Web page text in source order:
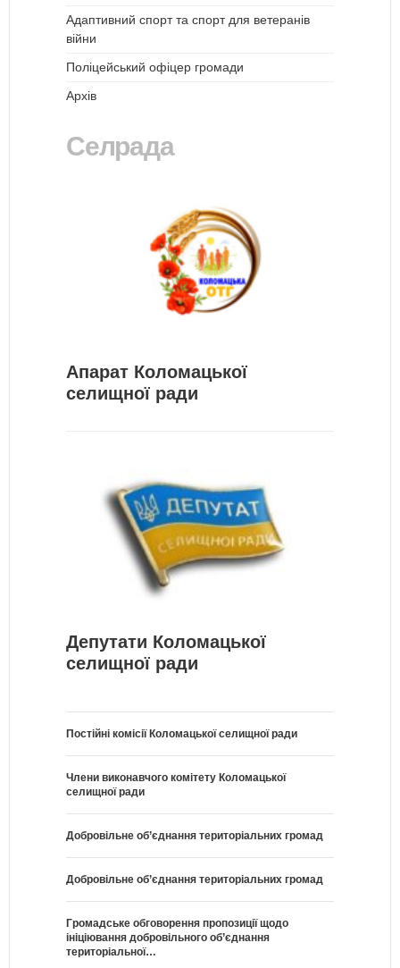
Адаптивний спорт та спорт для ветеранів
війни
Поліцейський офіцер громади
Архів
Селрада
Апарат Коломацької
селищної ради
Депутати Коломацької
селищної ради
Постійні комісії Коломацької селищної ради
Члени виконавчого комітету Коломацької
селищної ради
Добровільне об’єднання територіальних громад
Добровільне об’єднання територіальних громад
Громадське обговорення пропозиції щодо
ініціювання добровільного об’єднання
територіальної…